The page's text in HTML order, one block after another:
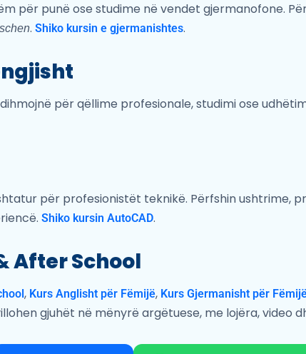
për punë ose studime në vendet gjermanofone.
. Shiko kursin e gjermanishtes.
për qëllime profesionale, studimi ose
për profesionistët teknikë. Përfshin ushtrime,
Shiko kursin AutoCAD.
After School
, Kurs Anglisht për Fëmijë, Kurs Gjermanisht për
gjuhët në mënyrë argëtuese, me lojëra, video